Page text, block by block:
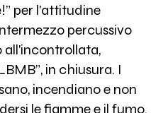
per l'attitudine
percussivo
all'incontrollata,
in chiusura. I
incendiano e non
le fiamme e il fumo.